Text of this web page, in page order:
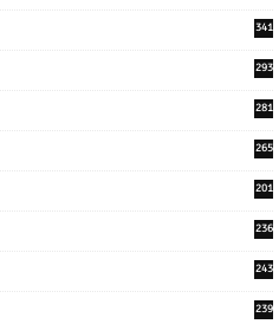
341
293
281
265
201
236
243
239